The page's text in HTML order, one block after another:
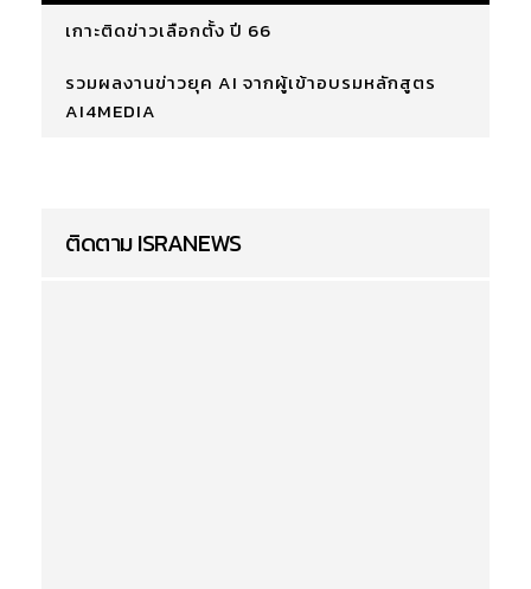
เกาะติดข่าวเลือกตั้ง ปี 66
รวมผลงานข่าวยุค AI จากผู้เข้าอบรมหลักสูตร
AI4MEDIA
ติดตาม ISRANEWS